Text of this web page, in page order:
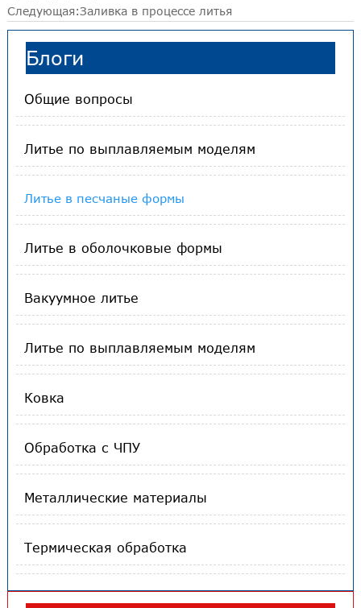
Следующая:Заливка в процессе литья
Блоги
Общие вопросы
Литье по выплавляемым моделям
Литье в песчаные формы
Литье в оболочковые формы
Вакуумное литье
Литье по выплавляемым моделям
Ковка
Обработка с ЧПУ
Металлические материалы
Термическая обработка